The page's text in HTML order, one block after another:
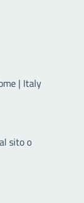
| Italy
sito o